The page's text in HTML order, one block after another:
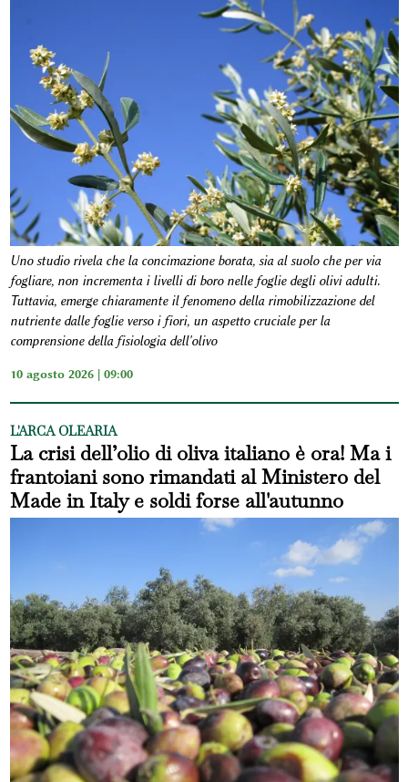
Uno studio rivela che la concimazione borata, sia al suolo che per via
fogliare, non incrementa i livelli di boro nelle foglie degli olivi adulti.
Tuttavia, emerge chiaramente il fenomeno della rimobilizzazione del
nutriente dalle foglie verso i fiori, un aspetto cruciale per la
comprensione della fisiologia dell'olivo
10 agosto 2026 | 09:00
L'ARCA OLEARIA
La crisi dell’olio di oliva italiano è ora! Ma i
frantoiani sono rimandati al Ministero del
Made in Italy e soldi forse all'autunno